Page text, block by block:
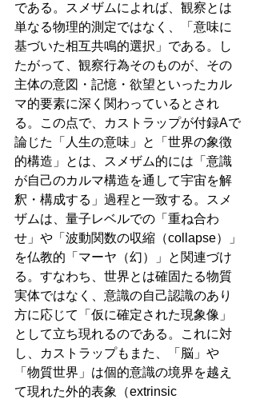
である。スメザムによれば、観察とは
単なる物理的測定ではなく、「意味に
基づいた相互共鳴的選択」である。し
たがって、観察行為そのものが、その
主体の意図・記憶・欲望といったカル
マ的要素に深く関わっているとされ
る。この点で、カストラップが付録Aで
論じた「人生の意味」と「世界の象徴
的構造」とは、スメザム的には「意識
が自己のカルマ構造を通して宇宙を解
釈・構成する」過程と一致する。スメ
ザムは、量子レベルでの「重ね合わ
せ」や「波動関数の収縮（collapse）」
を仏教的「マーヤ（幻）」と関連づけ
る。すなわち、世界とは確固たる物質
実体ではなく、意識の自己認識のあり
方に応じて「仮に確定された現象像」
として立ち現れるのである。これに対
し、カストラップもまた、「脳」や
「物質世界」は個的意識の境界を越え
て現れた外的表象（extrinsic